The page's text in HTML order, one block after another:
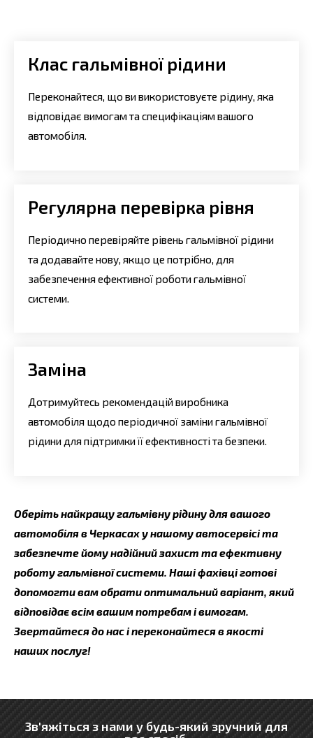
Клас гальмівної рідини
Переконайтеся, що ви використовуєте рідину, яка
відповідає вимогам та специфікаціям вашого
автомобіля.
Регулярна перевірка рівня
Періодично перевіряйте рівень гальмівної рідини
та додавайте нову, якщо це потрібно, для
забезпечення ефективної роботи гальмівної
системи.
Заміна
Дотримуйтесь рекомендацій виробника
автомобіля щодо періодичної заміни гальмівної
рідини для підтримки її ефективності та безпеки.
Оберіть найкращу гальмівну рідину для вашого
автомобіля в Черкасах у нашому автосервісі та
забезпечте йому надійний захист та ефективну
роботу гальмівної системи. Наші фахівці готові
допомогти вам обрати оптимальний варіант, який
відповідає всім вашим потребам і вимогам.
Звертайтеся до нас і переконайтеся в якості
наших послуг!
Зв'яжіться з нами у будь-який зручний для